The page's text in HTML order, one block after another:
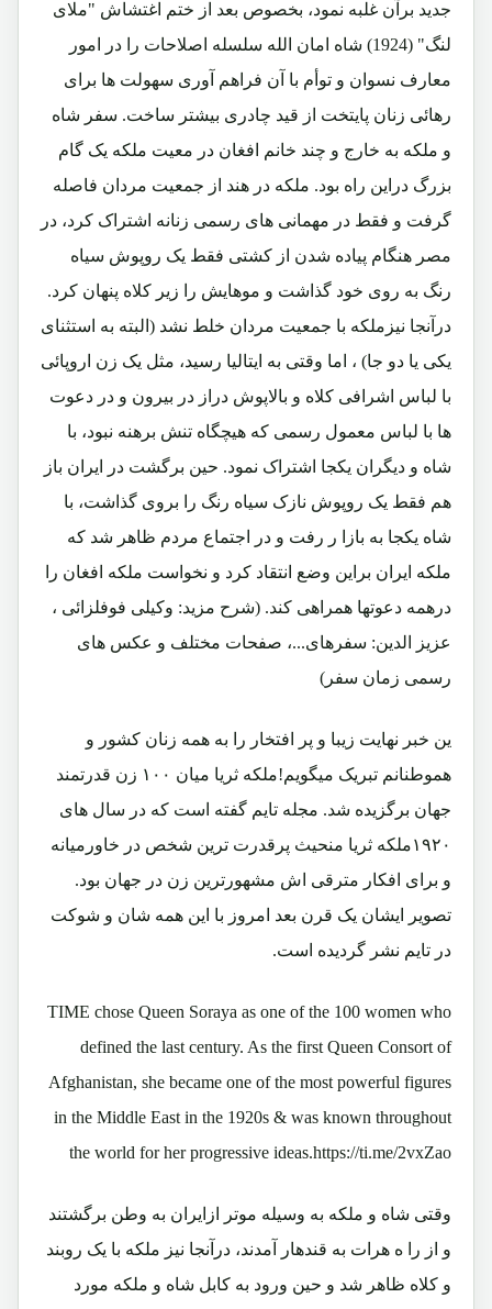
جدید برآن غلبه نمود، بخصوص بعد از ختم اغتشاش "ملای
لنگ" (1924) شاه امان الله سلسله اصلاحات را در امور
معارف نسوان و توأم با آن فراهم آوری سهولت ها برای
رهائی زنان پایتخت از قید چادری بیشتر ساخت. سفر شاه
و ملکه به خارج و چند خانم افغان در معیت ملکه یک گام
بزرگ دراین راه بود. ملکه در هند از جمعیت مردان فاصله
گرفت و فقط در مهمانی های رسمی زنانه اشتراک کرد، در
مصر هنگام پیاده شدن از کشتی فقط یک روپوش سیاه
رنگ به روی خود گذاشت و موهایش را زیر کلاه پنهان کرد.
درآنجا نیزملکه با جمعیت مردان خلط نشد (البته به استثنای
یکی یا دو جا) ، اما وقتی به ایتالیا رسید، مثل یک زن اروپائی
با لباس اشرافی کلاه و بالاپوش دراز در بیرون و در دعوت
ها با لباس معمول رسمی که هیچگاه تنش برهنه نبود، با
شاه و دیگران یکجا اشتراک نمود. حین برگشت در ایران باز
هم فقط یک روپوش نازک سیاه رنگ را بروی گذاشت، با
شاه یکجا به بازا ر رفت و در اجتماع مردم ظاهر شد که
ملکه ایران براین وضع انتقاد کرد و نخواست ملکه افغان را
درهمه دعوتها همراهی کند. (شرح مزید: وکیلی فوفلزائی ،
عزیز الدین: سفرهای...، صفحات مختلف و عکس های
رسمی زمان سفر)
ین خبر نهایت زیبا و پر افتخار را به همه زنان کشور و
هموطنانم تبریک میگویم!ملکه ثریا میان ۱۰۰ زن قدرتمند
جهان برگزیده شد. مجله تایم گفته است که در سال های
۱۹۲۰ملکه ثریا منحیث پرقدرت ترین شخص در خاورمیانه
و برای افکار مترقی اش مشهورترین زن در جهان بود.
تصویر ایشان یک قرن بعد امروز با این همه شان و شوکت
در تایم نشر گردیده است.
TIME chose Queen Soraya as one of the 100 women who
defined the last century. As the first Queen Consort of
Afghanistan, she became one of the most powerful figures
in the Middle East in the 1920s & was known throughout
the world for her progressive ideas.https://ti.me/2vxZao
وقتی شاه و ملکه به وسیله موتر ازایران به وطن برگشتند
و از را ه هرات به قندهار آمدند، درآنجا نیز ملکه با یک روبند
و کلاه ظاهر شد و حین ورود به کابل شاه و ملکه مورد